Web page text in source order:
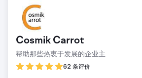
Cosmik Carrot
帮助那些热衷于发展的企业主
62 条评价